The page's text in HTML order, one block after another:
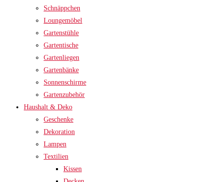
Schnäppchen
Loungemöbel
Gartenstühle
Gartentische
Gartenliegen
Gartenbänke
Sonnenschirme
Gartenzubehör
Haushalt & Deko
Geschenke
Dekoration
Lampen
Textilien
Kissen